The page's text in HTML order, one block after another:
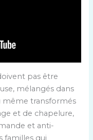
pas être
mélangés dans
même transformés
et de chapelure,
et anti-
familles qui